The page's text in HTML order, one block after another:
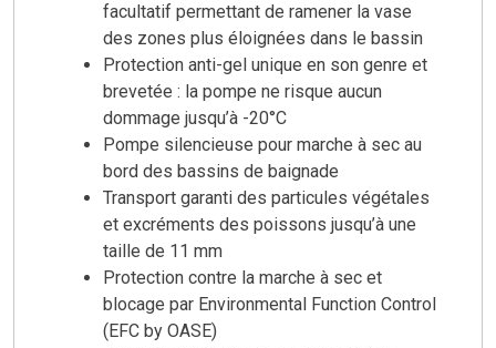
facultatif permettant de ramener la vase
des zones plus éloignées dans le bassin
Protection anti-gel unique en son genre et
brevetée : la pompe ne risque aucun
dommage jusqu’à -20°C
Pompe silencieuse pour marche à sec au
bord des bassins de baignade
Transport garanti des particules végétales
et excréments des poissons jusqu’à une
taille de 11 mm
Protection contre la marche à sec et
blocage par Environmental Function Control
(EFC by OASE)